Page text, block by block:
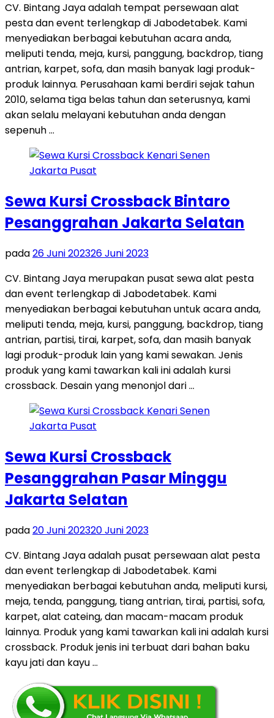
CV. Bintang Jaya adalah tempat persewaan alat
pesta dan event terlengkap di Jabodetabek. Kami
menyediakan berbagai kebutuhan acara anda,
meliputi tenda, meja, kursi, panggung, backdrop, tiang
antrian, karpet, sofa, dan masih banyak lagi produk-
produk lainnya. Perusahaan kami berdiri sejak tahun
2010, selama tiga belas tahun dan seterusnya, kami
akan selalu melayani kebutuhan anda dengan
sepenuh …
Sewa Kursi Crossback Bintaro
Pesanggrahan Jakarta Selatan
pada26 Juni 202326 Juni 2023
CV. Bintang Jaya merupakan pusat sewa alat pesta
dan event terlengkap di Jabodetabek. Kami
menyediakan berbagai kebutuhan untuk acara anda,
meliputi tenda, meja, kursi, panggung, backdrop, tiang
antrian, partisi, tirai, karpet, sofa, dan masih banyak
lagi produk-produk lain yang kami sewakan. Jenis
produk yang kami tawarkan kali ini adalah kursi
crossback. Desain yang menonjol dari …
Sewa Kursi Crossback
Pesanggrahan Pasar Minggu
Jakarta Selatan
pada20 Juni 202320 Juni 2023
CV. Bintang Jaya adalah pusat persewaan alat pesta
dan event terlengkap di Jabodetabek. Kami
menyediakan berbagai kebutuhan anda, meliputi kursi,
meja, tenda, panggung, tiang antrian, tirai, partisi, sofa,
karpet, alat cateing, dan macam-macam produk
lainnya. Produk yang kami tawarkan kali ini adalah kursi
crossback. Produk jenis ini terbuat dari bahan baku
kayu jati dan kayu …